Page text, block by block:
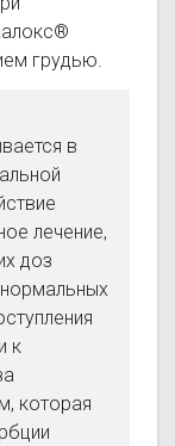
грудью.
в
лечение,
доз
к
которая